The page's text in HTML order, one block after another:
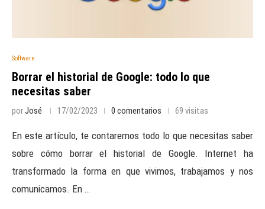
Software
Borrar el historial de Google: todo lo que
necesitas saber
porJosé 17/02/2023 0 comentarios 69 visitas
En este artículo, te contaremos todo lo que necesitas saber
sobre cómo borrar el historial de Google. Internet ha
transformado la forma en que vivimos, trabajamos y nos
comunicamos. En …